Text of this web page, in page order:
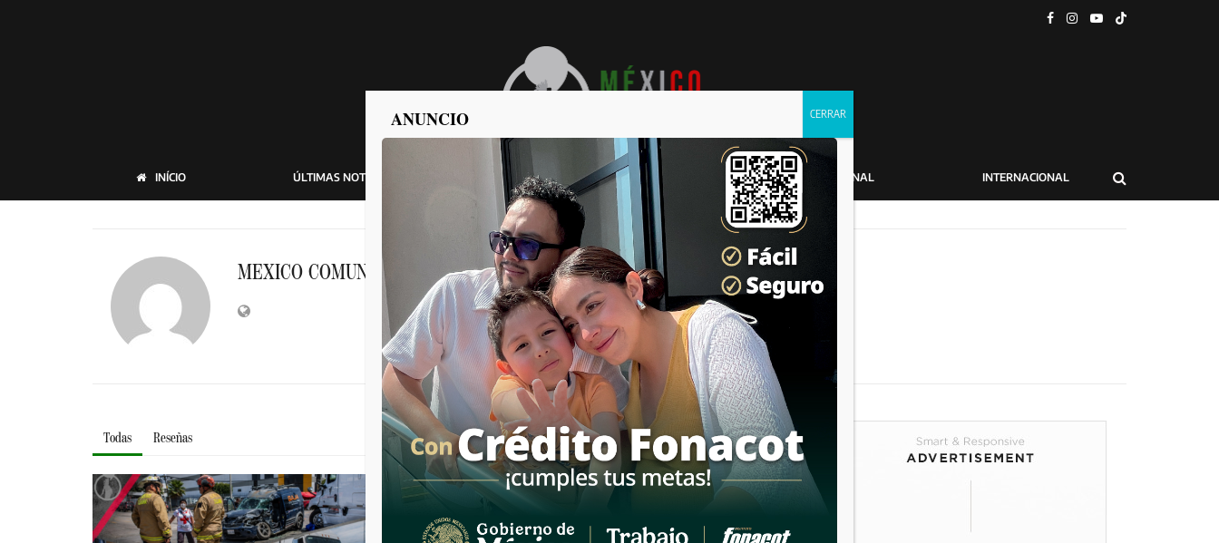
INÍCIO ÚLTIMAS NOTICIAS POLÍTICA POLICIACA NACIONAL INTERNACIONAL
MEXICO COMUNICA
Todas Reseñas
ANUNCIO